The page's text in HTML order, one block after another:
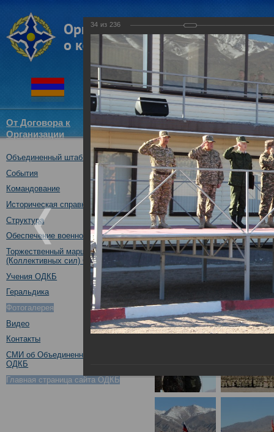
От Договора к
Организации
Структура
ОДКБ
Объединенный штаб ОДКБ
События
Командование
Историческая справка
Структура
Обеспечение военной безопасности
Торжественный марш Войск
(Коллективных сил) ОДКБ
Учения ОДКБ
Геральдика
Фотогалерея
Видео
Контакты
СМИ об Объединенном штабе
ОДКБ
Главная страница сайта ОДКБ
Совместное тактическое
«Рубеж-2016»
04.10.2016
34 из 236